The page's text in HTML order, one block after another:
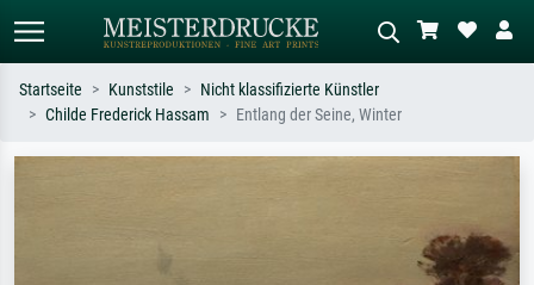
Ölgemälde, Stehender Akt neben einem
Baum.
Startseite Kunststile
Nicht klassifizierte Künstler
Childe Frederick Hassam
Entlang der Seine, Winter